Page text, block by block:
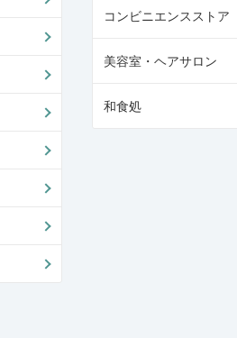
コンビニエンスストア
美容室・ヘアサロン
和食処